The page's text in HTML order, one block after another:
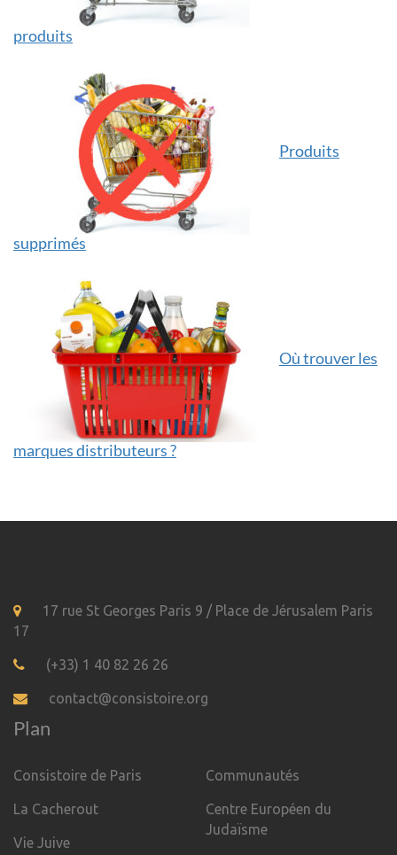
produits
Produits
supprimés
Où trouver les
marques distributeurs ?
17 rue St Georges Paris 9 / Place de Jérusalem Paris
17
(+33) 1 40 82 26 26
contact@consistoire.org
Plan
Consistoire de Paris
La Cacherout
Vie Juive
Communautés
Centre Européen du
Judaïsme